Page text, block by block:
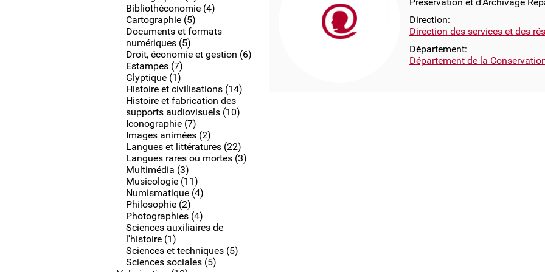
Bibliothéconomie (4)
Cartographie (5)
Documents et formats
numériques (5)
Droit, économie et gestion (6)
Estampes (7)
Glyptique (1)
Histoire et civilisations (14)
Histoire et fabrication des
supports audiovisuels (10)
Iconographie (7)
Images animées (2)
Langues et littératures (22)
Langues rares ou mortes (3)
Multimédia (3)
Musicologie (11)
Numismatique (4)
Philosophie (2)
Photographies (4)
Sciences auxiliaires de
l'histoire (1)
Sciences et techniques (5)
Sciences sociales (5)
Direction:
Direction des services et des
Département:
Département de la